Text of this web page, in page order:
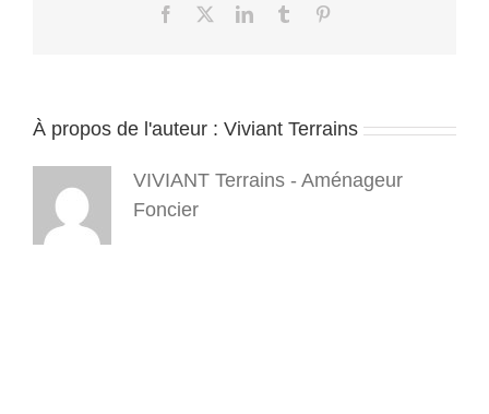
batir
terrains
–
Facebook LinkedInTumblr
À propos de l'auteur : Viviant Terrains
VIVIANT Terrains - Aménageur
Foncier